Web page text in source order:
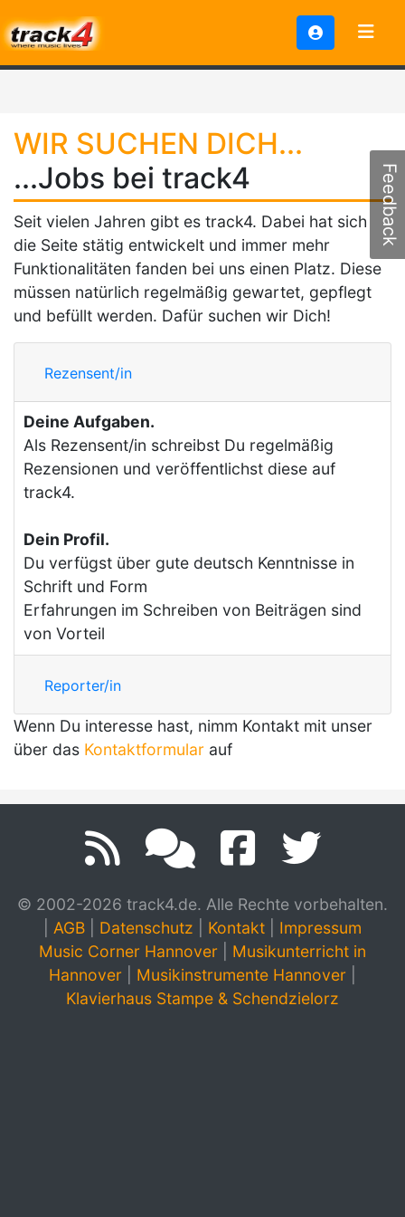
WIR SUCHEN DICH...
...Jobs bei track4
Seit vielen Jahren gibt es track4. Dabei hat sich
die Seite stätig entwickelt und immer mehr
Funktionalitäten fanden bei uns einen Platz. Diese
müssen natürlich regelmäßig gewartet, gepflegt
und befüllt werden. Dafür suchen wir Dich!
Rezensent/in
Deine Aufgaben.
Als Rezensent/in schreibst Du regelmäßig
Rezensionen und veröffentlichst diese auf
track4.
Dein Profil.
Du verfügst über gute deutsch Kenntnisse in
Schrift und Form
Erfahrungen im Schreiben von Beiträgen sind
von Vorteil
Reporter/in
Wenn Du interesse hast, nimm Kontakt mit unser
über das Kontaktformular auf
© 2002-2026 track4.de. Alle Rechte vorbehalten.
AGB Datenschutz Kontakt
Impressum
Music Corner Hannover
Musikunterricht in
Hannover
Musikinstrumente Hannover
Klavierhaus Stampe & Schendzielorz
Feedback